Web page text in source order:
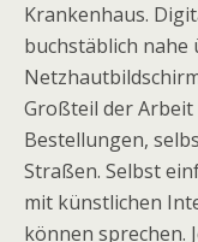
Krankenhaus.
buchstäblich
Großteil der
Bestellungen,
Straßen. Selbst
mit künstlichen
können sprechen.